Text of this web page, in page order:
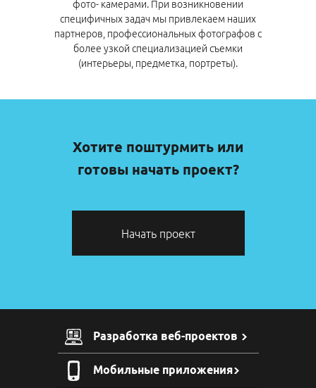
фото- камерами. При возникновении
специфичных задач мы привлекаем наших
партнеров, профессиональных фотографов с
более узкой специализацией съемки
(интерьеры, предметка, портреты).
Хотите поштурмить или
готовы начать проект?
Начать проект
Разработка веб-проектов
Мобильные приложения